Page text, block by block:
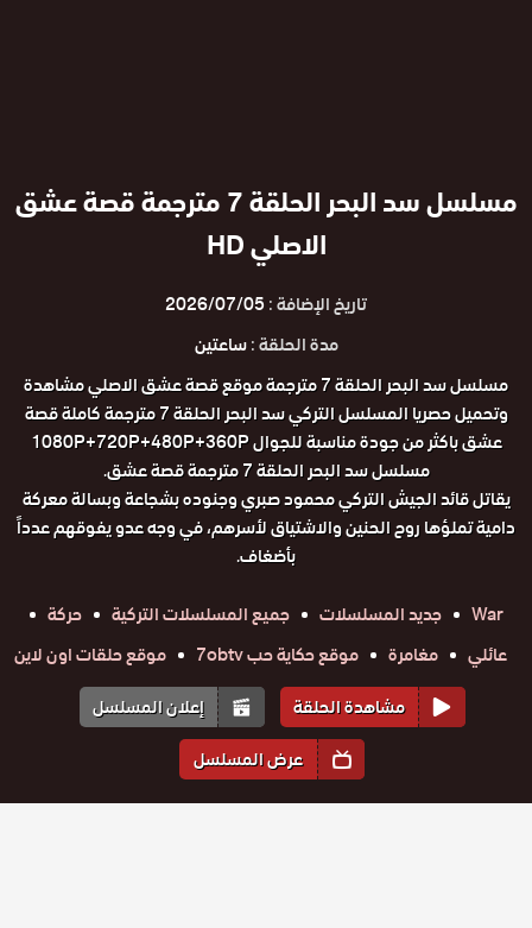
مسلسل سد البحر الحلقة 7 مترجمة قصة عشق
الاصلي HD
تاريخ الإضافة :2026/07/05
مدة الحلقة :ساعتين
مسلسل سد البحر الحلقة 7 مترجمة موقع قصة عشق الاصلي مشاهدة
وتحميل حصريا المسلسل التركي سد البحر الحلقة 7 مترجمة كاملة قصة
عشق باكثر من جودة مناسبة للجوال 1080P+720P+480P+360P
مسلسل سد البحر الحلقة 7 مترجمة قصة عشق.
يقاتل قائد الجيش التركي محمود صبري وجنوده بشجاعة وبسالة معركة
دامية تملؤها روح الحنين والاشتياق لأسرهم، في وجه عدو يفوقهم عدداً
بأضغاف.
War
جديد المسلسلات جميع المسلسلات التركية
حركة
عائلي
مغامرة موقع حكاية حب 7obtv
موقع حلقات اون لاين
مشاهدة الحلقة
إعلان المسلسل
عرض المسلسل